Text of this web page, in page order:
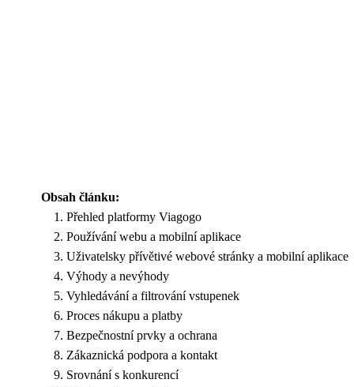
Obsah článku:
Přehled platformy Viagogo
Používání webu a mobilní aplikace
Uživatelsky přívětivé webové stránky a mobilní aplikace
Výhody a nevýhody
Vyhledávání a filtrování vstupenek
Proces nákupu a platby
Bezpečnostní prvky a ochrana
Zákaznická podpora a kontakt
Srovnání s konkurencí